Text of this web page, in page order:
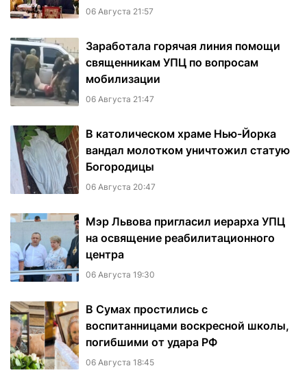
06 Августа 21:57
Заработала горячая линия помощи
священникам УПЦ по вопросам
мобилизации
06 Августа 21:47
В католическом храме Нью-Йорка
вандал молотком уничтожил статую
Богородицы
06 Августа 20:47
Мэр Львова пригласил иерарха УПЦ
на освящение реабилитационного
центра
06 Августа 19:30
В Сумах простились с
воспитанницами воскресной школы,
погибшими от удара РФ
06 Августа 18:45